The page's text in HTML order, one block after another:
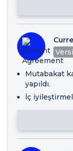
Mutabakat
yapıldı.
İç